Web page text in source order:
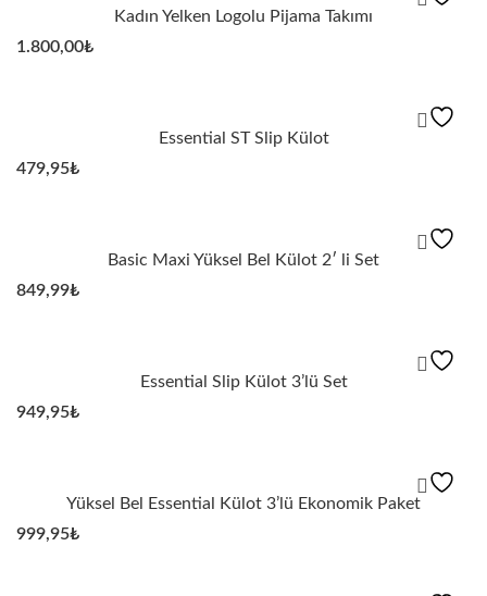
Kadın Yelken Logolu Pijama Takımı
1.800,00₺
Essential ST Slip Külot
479,95₺
Basic Maxi Yüksel Bel Külot 2′ li Set
849,99₺
Essential Slip Külot 3’lü Set
949,95₺
Yüksel Bel Essential Külot 3’lü Ekonomik Paket
999,95₺